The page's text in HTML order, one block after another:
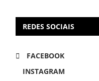
REDES SOCIAIS
FACEBOOK
INSTAGRAM